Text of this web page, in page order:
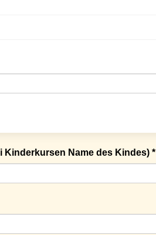
Kinderkursen Name des Kindes) *